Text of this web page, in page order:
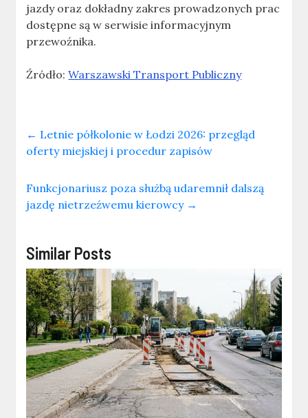
jazdy oraz dokładny zakres prowadzonych prac
dostępne są w serwisie informacyjnym
przewoźnika.
Źródło:Warszawski Transport Publiczny
← Letnie półkolonie w Łodzi 2026: przegląd
oferty miejskiej i procedur zapisów
Funkcjonariusz poza służbą udaremnił dalszą
jazdę nietrzeźwemu kierowcy →
Similar Posts